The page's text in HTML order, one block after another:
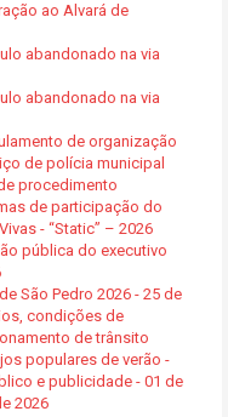
ao Alvará de
abandonado na via
abandonado na via
de organização
de polícia municipal
procedimento
de participação do
- “Static” – 2026
pública do executivo
São Pedro 2026 - 25 de
condições de
de trânsito
populares de verão -
e publicidade - 01 de
2026